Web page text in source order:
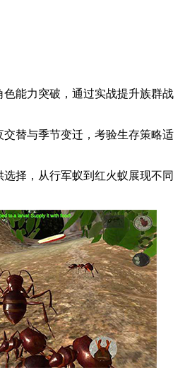
色能力突破，通过实战提升族群战
交替与季节变迁，考验生存策略适
择，从行军蚁到红火蚁展现不同